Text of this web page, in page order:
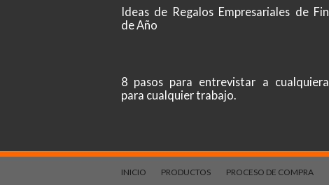
Ideas de Regalos Empresariales de Fin
de Año
8 pasos para entrevistar a cualquiera
para cualquier trabajo.
INICIO PRODUCTOS PROCESO DE COMPRA